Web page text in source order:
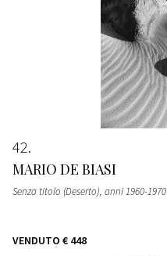
42
MARIO DE BIASI
Senza titolo (Deserto), anni 1960-1970
VENDUTO € 448